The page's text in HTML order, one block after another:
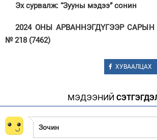
Эх сурвалж: “Зууны мэдээ” сонин
2024 ОНЫ АРВАННЭГДҮГЭЭР САРЫН
№ 218 (7462)
ХУВААЛЦАХ
МЭДЭЭНИЙ